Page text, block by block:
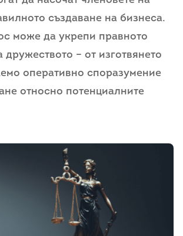
създаване на бизнеса.
може да укрепи правното
– от изготвянето
оперативно споразумение
относно потенциалните